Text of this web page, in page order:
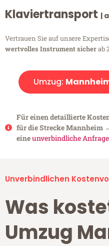
Klaviertransport |
Vertrauen Sie auf unsere
wertvolles Instrument sicherab
Umzug:
Für einen detaillierte
für die Strecke Mannheim
eineunverbindliche
Unverbindlichen
Was
Umzug